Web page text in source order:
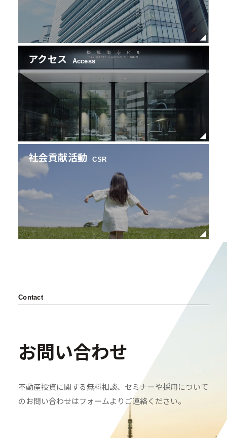
アクセス Access
社会貢献活動 CSR
Contact
お問い合わせ
不動産投資に関する無料相談、セミナーや採用について
のお問い合わせはフォームよりご連絡ください。